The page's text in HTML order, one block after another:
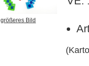
größeres Bild